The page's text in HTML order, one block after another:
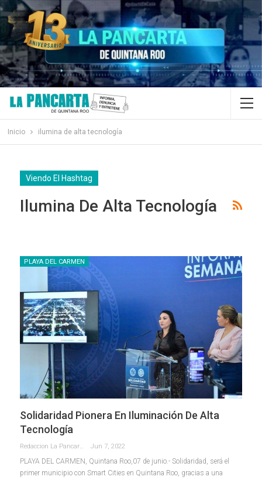
Inicio ilumina de alta tecnología
Viendo El Hashtag
Ilumina De Alta Tecnología
PLAYA DEL CARMEN
Solidaridad Pionera En Iluminación De Alta
Tecnología
Redaccion La Pancarta De Quintana Roo Jun 7, 2022
PLAYA DEL CARMEN, Quintana Roo,07 de junio.- Solidaridad, será el
primer municipio con Smart Cities en Quintana Roo, gracias a una